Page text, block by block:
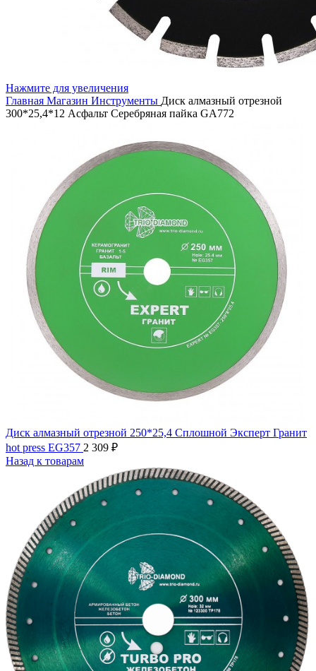
Нажмите для увеличения
Главная Магазин Инструменты Диск алмазный отрезной
300*25,4*12 Асфальт Серебряная пайка GA772
Диск алмазный отрезной 250*25,4 Сплошной Эксперт Гранит
hot press EG357 2 309 ₽
Назад к товарам